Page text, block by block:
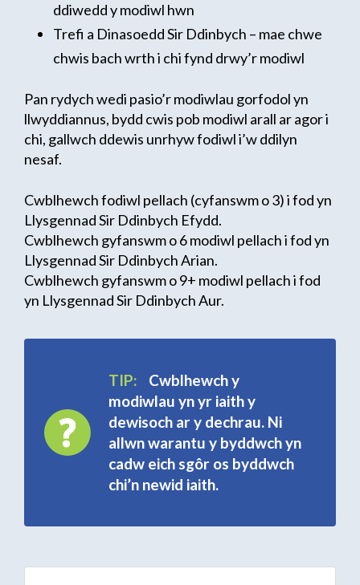
ddiwedd y modiwl hwn
Trefi a Dinasoedd Sir Ddinbych – mae chwe
chwis bach wrth i chi fynd drwy’r modiwl
Pan rydych wedi pasio’r modiwlau gorfodol yn
llwyddiannus, bydd cwis pob modiwl arall ar agor i
chi, gallwch ddewis unrhyw fodiwl i’w ddilyn
nesaf.
Cwblhewch fodiwl pellach (cyfanswm o 3) i fod yn
Llysgennad Sir Ddinbych Efydd.
Cwblhewch gyfanswm o 6 modiwl pellach i fod yn
Llysgennad Sir Ddinbych Arian.
Cwblhewch gyfanswm o 9+ modiwl pellach i fod
yn Llysgennad Sir Ddinbych Aur.
TIP:
Cwblhewch y
modiwlau yn yr iaith y
dewisoch ar y dechrau. Ni
allwn warantu y byddwch yn
cadw eich sgôr os byddwch
chi’n newid iaith.